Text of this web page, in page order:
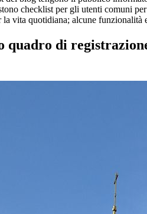
checklist per gli utenti comuni
vita quotidiana; alcune funzionalità
quadro di